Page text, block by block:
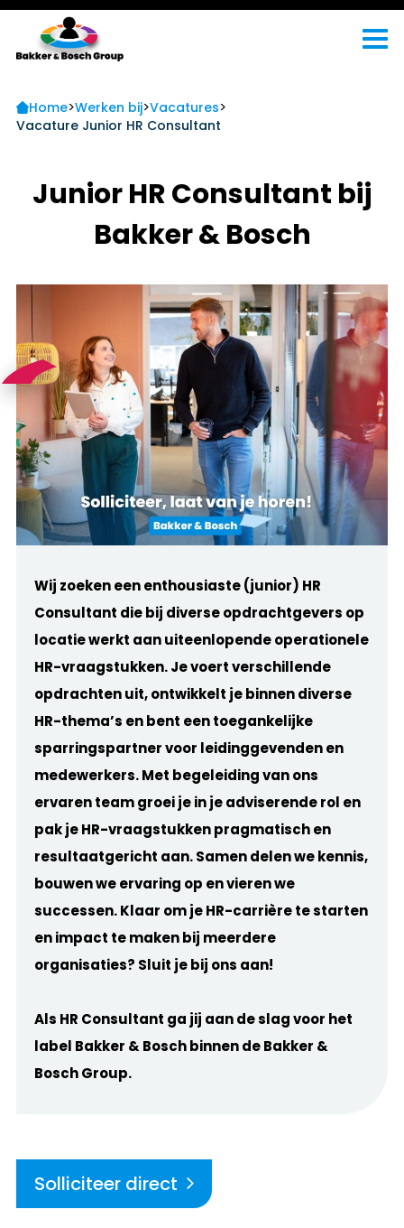
Home>Werken bij>Vacatures>
Vacature Junior HR Consultant
Junior HR Consultant bij
Bakker & Bosch
Wij zoeken een enthousiaste (junior) HR
Consultant die bij diverse opdrachtgevers op
locatie werkt aan uiteenlopende operationele
HR-vraagstukken. Je voert verschillende
opdrachten uit, ontwikkelt je binnen diverse
HR-thema’s en bent een toegankelijke
sparringspartner voor leidinggevenden en
medewerkers.Met begeleiding van ons
ervaren team groei je in je adviserende rol en
pak je HR-vraagstukken pragmatisch en
resultaatgericht aan. Samen delen we kennis,
bouwen we ervaring op en vieren we
successen.Klaar om je HR-carrière te starten
en impact te maken bij meerdere
organisaties? Sluit je bij ons aan!
Als HR Consultant ga jij aan de slag voor het
label Bakker & Bosch binnen de Bakker &
Bosch Group.
Solliciteer direct